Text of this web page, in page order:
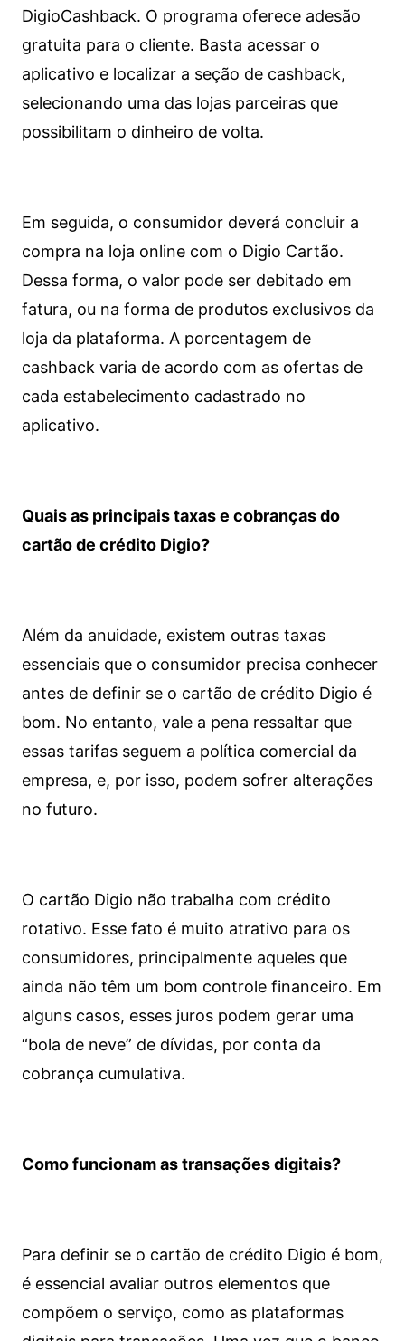
DigioCashback. O programa oferece adesão
gratuita para o cliente. Basta acessar o
aplicativo e localizar a seção de cashback,
selecionando uma das lojas parceiras que
possibilitam o dinheiro de volta.
Em seguida, o consumidor deverá concluir a
compra na loja online com o Digio Cartão.
Dessa forma, o valor pode ser debitado em
fatura, ou na forma de produtos exclusivos da
loja da plataforma. A porcentagem de
cashback varia de acordo com as ofertas de
cada estabelecimento cadastrado no
aplicativo.
Quais as principais taxas e cobranças do
cartão de crédito Digio?
Além da anuidade, existem outras taxas
essenciais que o consumidor precisa conhecer
antes de definir se o cartão de crédito Digio é
bom. No entanto, vale a pena ressaltar que
essas tarifas seguem a política comercial da
empresa, e, por isso, podem sofrer alterações
no futuro.
O cartão Digio não trabalha com crédito
rotativo. Esse fato é muito atrativo para os
consumidores, principalmente aqueles que
ainda não têm um bom controle financeiro. Em
alguns casos, esses juros podem gerar uma
“bola de neve” de dívidas, por conta da
cobrança cumulativa.
Como funcionam as transações digitais?
Para definir se o cartão de crédito Digio é bom,
é essencial avaliar outros elementos que
compõem o serviço, como as plataformas